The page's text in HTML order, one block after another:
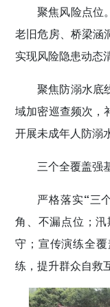
聚焦风险点位。
老旧危房、桥梁涵
实现风险隐患动态
聚焦防溺水底
域加密巡查频次，
开展未成年人防溺
三个全覆盖强
严格落实“三
角、不漏点位；
守；宣传演练全
练，提升群众自救